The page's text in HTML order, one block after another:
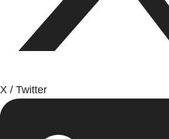
X / Twitter